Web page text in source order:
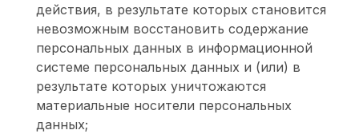
действия, в результате которых становится
невозможным восстановить содержание
персональных данных в информационной
системе персональных данных и (или) в
результате которых уничтожаются
материальные носители персональных
данных;